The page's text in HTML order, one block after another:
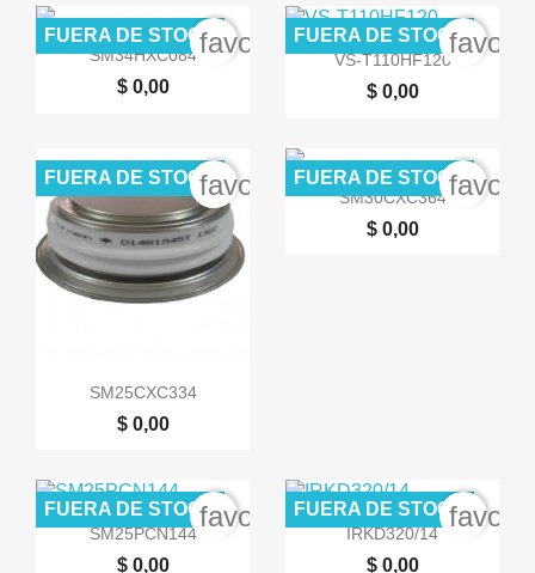
 Vista rápida
SM34HXC084
$ 0,00
FUERA DE STOCKfavorite_border
 Vista rápida
VS-T110HF120
$ 0,00
FUERA DE STOCK
 Vista rápida
SM25CXC334
$ 0,00
FUERA DE STOCKfavorite_border
 Vista rápida
SM30CXC364
$ 0,00
FUERA DE STOCK
 Vista rápida
SM25PCN144
$ 0,00
FUERA DE STOCKfavorite_border
 Vista rápida
IRKD320/14
$ 0,00
FUERA DE STOCK